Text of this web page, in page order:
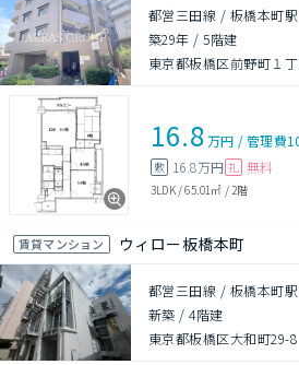
都営三田線 / 板橋本町
築29年 /5階建
東京都板橋区前野町１
16.8万円 /管理費
敷 16.8万円 礼 無料
3LDK/65.01㎡ / 2階
賃貸マンション ウィロー板橋本町
都営三田線 / 板橋本町
新築 /4階建
東京都板橋区大和町29-8